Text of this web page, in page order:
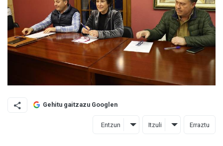
Gehitu gaitzazu Googlen
Entzun Itzuli Erraztu